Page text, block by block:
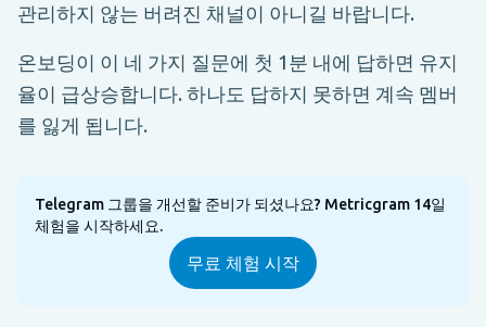
관리하지 않는 버려진 채널이 아니길 바랍니다.
온보딩이 이 네 가지 질문에 첫 1분 내에 답하면 유지
율이 급상승합니다. 하나도 답하지 못하면 계속 멤버
를 잃게 됩니다.
Telegram 그룹을 개선할 준비가 되셨나요? Metricgram 14일
체험을 시작하세요.
무료 체험 시작